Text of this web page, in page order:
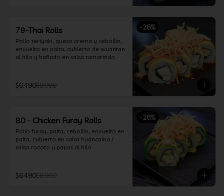
-28%
79-Thai Rolls
Pollo teriyaki, queso crema y cebollín,
envuelto en palta, cubierto de wuantan
al hilo y bañado en salsa tamarindo
$6.490$8.990
-28%
80 - Chicken Furay Rolls
Pollo furay, palta, cebollín, envuelto en
palta, cubierto en salsa huancaína /
salsa rocoto y papas al hilo
$6.490$8.990